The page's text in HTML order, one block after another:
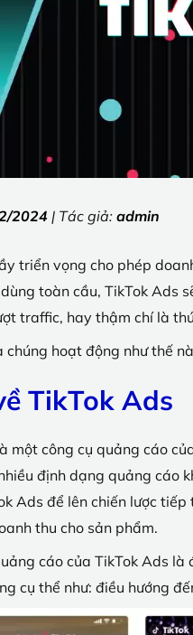
2024 | Tác giả: admin
triển vọng cho phép
toàn cầu, TikTok Ads
traffic, hay thậm chí là
chúng hoạt động như thế
TikTok Ads
một công cụ quảng cáo
định dạng quảng cáo
Ads để lên chiến lược
thu cho sản phẩm.
cáo của TikTok Ads
cụ thể như: điều hướng